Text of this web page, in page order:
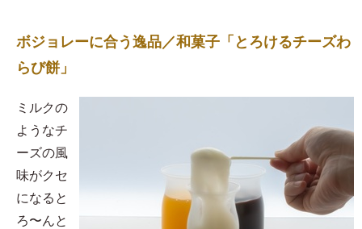
ボジョレーに合う逸品／和菓子「とろけるチーズわ
らび餅」
​ミルクの
ようなチ
ーズの風
味がクセ
になると
ろ〜んと